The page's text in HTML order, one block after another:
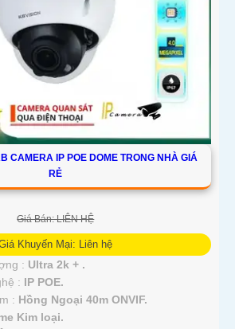
CAMERA IP POE DOME TRONG NHÀ GIÁ
RẺ
Giá Bán: LIÊN HỆ
Khuyến Mại: Liên hệ
: Ultra 2k + .
: IP POE.
: Hồng Ngoại 40m ONVIF.
Kim loại.